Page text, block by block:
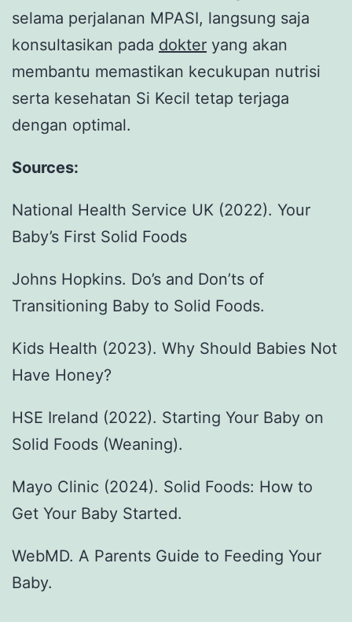
selama perjalanan MPASI, langsung saja
konsultasikan pada dokter yang akan
membantu memastikan kecukupan nutrisi
serta kesehatan Si Kecil tetap terjaga
dengan optimal.
Sources:
National Health Service UK (2022). Your
Baby’s First Solid Foods
Johns Hopkins. Do’s and Don’ts of
Transitioning Baby to Solid Foods.
Kids Health (2023). Why Should Babies Not
Have Honey?
HSE Ireland (2022). Starting Your Baby on
Solid Foods (Weaning).
Mayo Clinic (2024). Solid Foods: How to
Get Your Baby Started.
WebMD. A Parents Guide to Feeding Your
Baby.